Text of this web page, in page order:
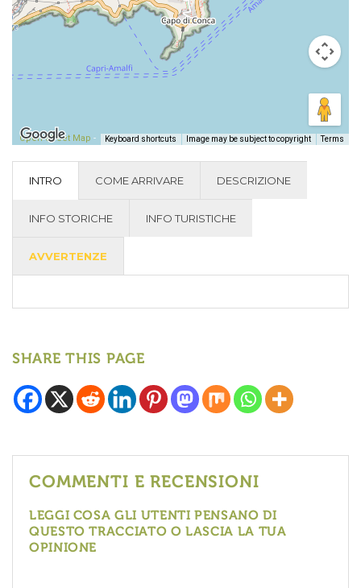
Open Street Map - Keyboard shortcuts Image may be subject to copyright Terms
INTRO COME ARRIVARE DESCRIZIONE
INFO STORICHE INFO TURISTICHE
AVVERTENZE
SHARE THIS PAGE
COMMENTI E RECENSIONI
LEGGI COSA GLI UTENTI PENSANO DI
QUESTO TRACCIATO O LASCIA LA TUA
OPINIONE